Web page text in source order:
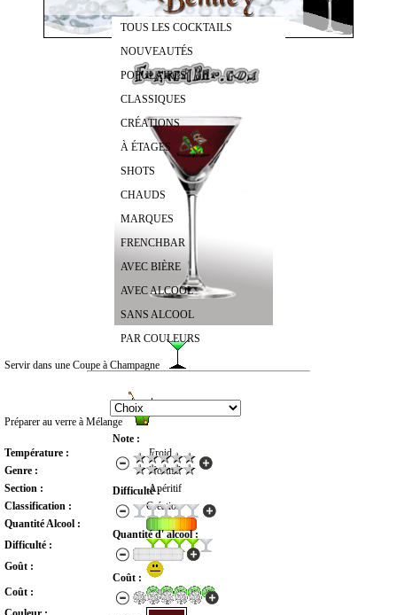
TOUS LES COCKTAILS
NOUVEAUTÉS
POPULAIRES
CLASSIQUES
CRÉATIONS
À ÉTAGES
SHOTS
CHAUDS
MARQUES
FRENCHBAR
AVEC BIÈRE
AVEC ALCOOL
SANS ALCOOL
PAR COULEURS
Note :
Difficulté :
Quantité d' alcool :
Coût :
Servir dans une Coupe à Champagne
Préparer au verre à Mélange
Température :
Froid
Genre :
Normal
Section :
Apéritif
Classification :
Création
Quantité Alcool :
Difficulté :
Goût :
Coût :